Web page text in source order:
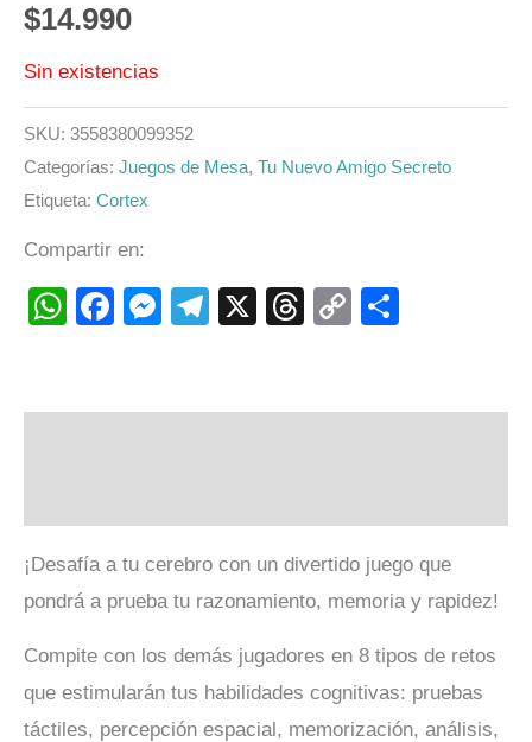
$14.990
Sin existencias
SKU: 3558380099352
Categorías: Juegos de Mesa, Tu Nuevo Amigo Secreto
Etiqueta: Cortex
Compartir en:
WhatsApp
Facebook
Messenger
Telegram
X Threads
Copy
¡Desafía a tu cerebro con un divertido juego que
pondrá a prueba tu razonamiento, memoria y rapidez!
Compite con los demás jugadores en 8 tipos de retos
que estimularán tus habilidades cognitivas: pruebas
táctiles, percepción espacial, memorización, análisis,